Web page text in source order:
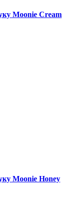
Moonie Cream
Moonie Honey